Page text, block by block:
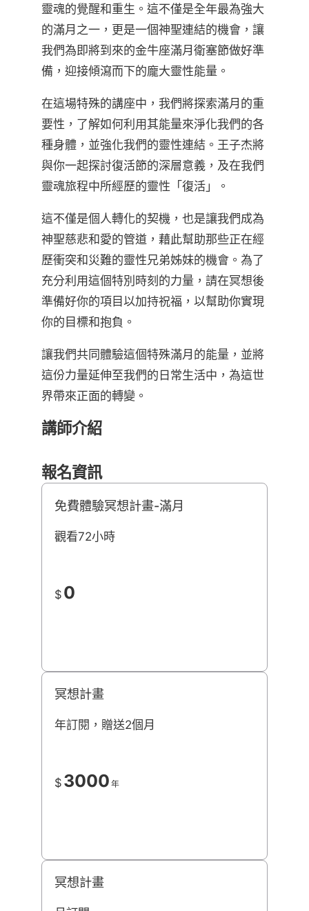
靈魂的覺醒和重生。這不僅是全年最為強大
的滿月之一，更是一個神聖連結的機會，讓
我們為即將到來的金牛座滿月衛塞節做好準
備，迎接傾瀉而下的龐大靈性能量。
在這場特殊的講座中，我們將探索滿月的重
要性，了解如何利用其能量來淨化我們的各
種身體，並強化我們的靈性連結。王子杰將
與你一起探討復活節的深層意義，及在我們
靈魂旅程中所經歷的靈性「復活」。
這不僅是個人轉化的契機，也是讓我們成為
神聖慈悲和愛的管道，藉此幫助那些正在經
歷衝突和災難的靈性兄弟姊妹的機會。為了
充分利用這個特別時刻的力量，請在冥想後
準備好你的項目以加持祝福，以幫助你實現
你的目標和抱負。
讓我們共同體驗這個特殊滿月的能量，並將
這份力量延伸至我們的日常生活中，為這世
界帶來正面的轉變。
講師介紹
報名資訊
免費體驗冥想計畫-滿月
觀看72小時
$ 0
冥想計畫
年訂閱，贈送2個月
$ 3000 年
冥想計畫